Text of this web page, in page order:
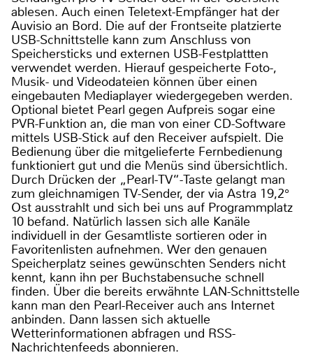
ablesen. Auch einen Teletext-Empfänger hat der
Auvisio an Bord. Die auf der Frontseite platzierte
USB-Schnittstelle kann zum Anschluss von
Speichersticks und externen USB-Festplattten
verwendet werden. Hierauf gespeicherte Foto-,
Musik- und Videodateien können über einen
eingebauten Mediaplayer wiedergegeben werden.
Optional bietet Pearl gegen Aufpreis sogar eine
PVR-Funktion an, die man von einer CD-Software
mittels USB-Stick auf den Receiver aufspielt. Die
Bedienung über die mitgelieferte Fernbedienung
funktioniert gut und die Menüs sind übersichtlich.
Durch Drücken der „Pearl-TV“-Taste gelangt man
zum gleichnamigen TV-Sender, der via Astra 19,2°
Ost ausstrahlt und sich bei uns auf Programmplatz
10 befand. Natürlich lassen sich alle Kanäle
individuell in der Gesamtliste sortieren oder in
Favoritenlisten aufnehmen. Wer den genauen
Speicherplatz seines gewünschten Senders nicht
kennt, kann ihn per Buchstabensuche schnell
finden. Über die bereits erwähnte LAN-Schnittstelle
kann man den Pearl-Receiver auch ans Internet
anbinden. Dann lassen sich aktuelle
Wetterinformationen abfragen und RSS-
Nachrichtenfeeds abonnieren.